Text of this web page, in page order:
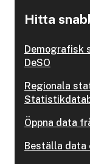
Hitta
Demografisk
DeSO
Regionala
Öppna data
Beställa